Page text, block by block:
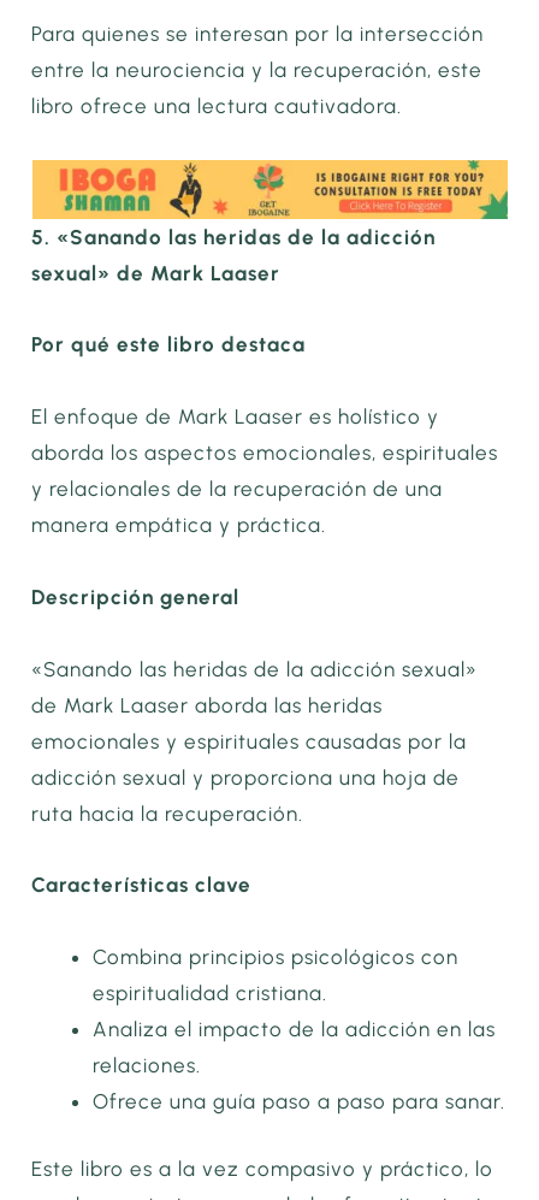
Para quienes se interesan por la intersección
entre la neurociencia y la recuperación, este
libro ofrece una lectura cautivadora.
5. «Sanando las heridas de la adicción
sexual» de Mark Laaser
Por qué este libro destaca
El enfoque de Mark Laaser es holístico y
aborda los aspectos emocionales, espirituales
y relacionales de la recuperación de una
manera empática y práctica.
Descripción general
«Sanando las heridas de la adicción sexual»
de Mark Laaser aborda las heridas
emocionales y espirituales causadas por la
adicción sexual y proporciona una hoja de
ruta hacia la recuperación.
Características clave
Combina principios psicológicos con
espiritualidad cristiana.
Analiza el impacto de la adicción en las
relaciones.
Ofrece una guía paso a paso para sanar.
Este libro es a la vez compasivo y práctico, lo